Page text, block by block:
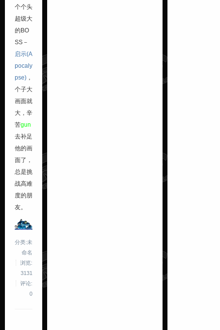
个个头
超级大
的BO
SS－
启示(A
pocaly
pse) ，
个子大
画面就
大，辛
苦gun
去补足
他的画
面了，
总是挑
战高难
度的朋
友。
分类:未
命名
浏览:
3131
评论:
0